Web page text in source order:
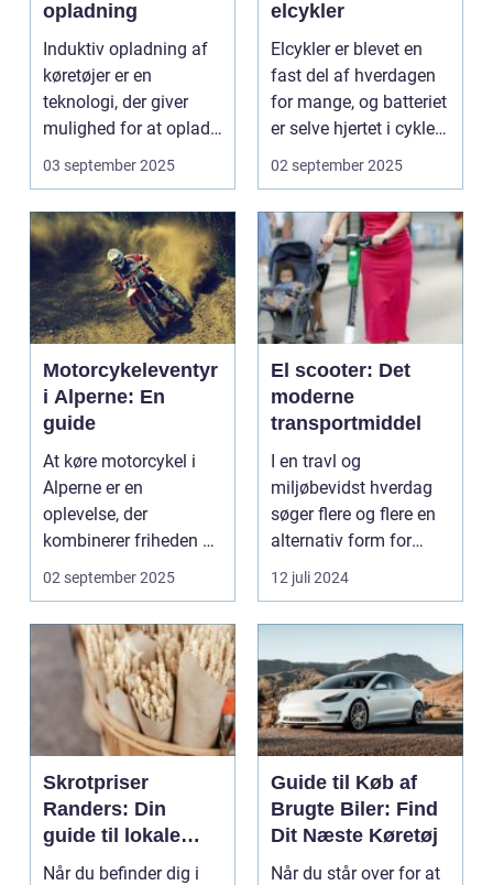
opladning
Induktiv opladning af
køretøjer er en
teknologi, der giver
mulighed for at oplade
03 september 2025
elcykler
Elcykler er blevet en
fast del af hverdagen
for mange, og batteriet
er selve hjertet i cyklen.
02 september 2025
Motorcykeleventyr
i Alperne: En
guide
At køre motorcykel i
Alperne er en
oplevelse, der
kombinerer friheden på
to hjul med no...
02 september 2025
El scooter: Det
moderne
transportmiddel
I en travl og
miljøbevidst hverdag
søger flere og flere en
alternativ form for
transport. El scooter...
12 juli 2024
Skrotpriser
Randers: Din
guide til lokale
muligheder
Når du befinder dig i
Guide til Køb af
Brugte Biler: Find
Dit Næste Køretøj
Når du står over for at